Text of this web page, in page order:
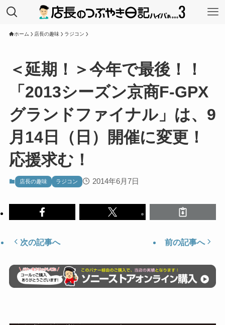
ホーム 店長の趣味 ラジコン
＜延期！＞今年で最後！！
「2013シーズン京商F-GPX
グランドファイナル」は、9
月14日（日）開催に変更！
応援求む！
店長の趣味 ラジコン 2014年6月7日
次の記事へ 前の記事へ